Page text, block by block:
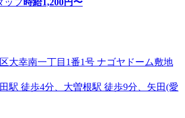
大幸南一丁目1番1号 ナゴヤドーム敷地
駅 徒歩4分、大曽根駅 徒歩9分、矢田(愛